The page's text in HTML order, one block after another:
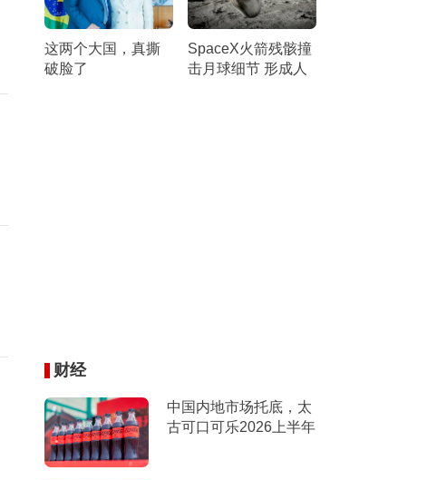
这两个大国，真撕
破脸了
SpaceX火箭残骸撞
击月球细节 形成人
财经
中国内地市场托底，太
古可口可乐2026上半年